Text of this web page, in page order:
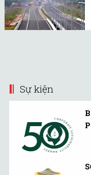
đầu tư phát
mới.
Sự kiện